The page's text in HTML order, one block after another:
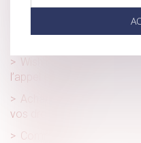
l’épreuve d’un abus
Wish reste exclu des
l’appel est refusé
Achat ou vente à un
vos droits ?
Comment identifier les